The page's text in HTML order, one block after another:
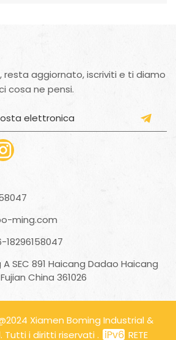
resta aggiornato, iscriviti e ti diamo
cosa ne pensi.
ming.com
A SEC 891 Haicang Dadao Haicang
China 361026
Xiamen Boming Industrial &
Tutti i diritti riservati .
RETE